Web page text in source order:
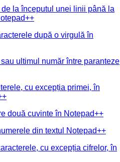
la începutul unei linii până la
după o virgulă în
ultimul număr între paranteze
cu excepția primei, în
două cuvinte în Notepad++
din textul Notepad++
cu excepția cifrelor, în